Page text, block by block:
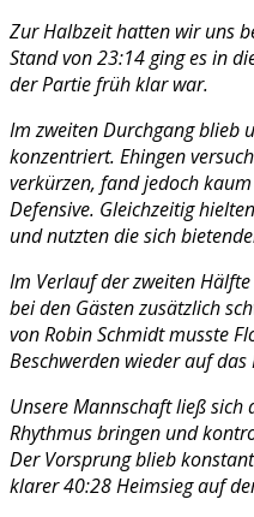
Zur Halbzeit hatten wir uns
Stand von 23:14 ging es in
der Partie früh klar war.
Im zweiten Durchgang blieb
konzentriert. Ehingen
verkürzen, fand jedoch
Defensive. Gleichzeitig
und nutzten die sich
Im Verlauf der zweiten
bei den Gästen zusätzlich
von Robin Schmidt musste
Beschwerden wieder auf das
Unsere Mannschaft ließ sich
Rhythmus bringen und
Der Vorsprung blieb
klarer 40:28 Heimsieg auf